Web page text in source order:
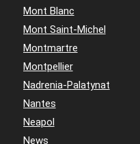
Mont Blanc
Mont Saint-Michel
Montmartre
Montpellier
Nadrenia-Palatynat
Nantes
Neapol
News